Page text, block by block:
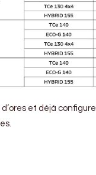
d’ores et déjà